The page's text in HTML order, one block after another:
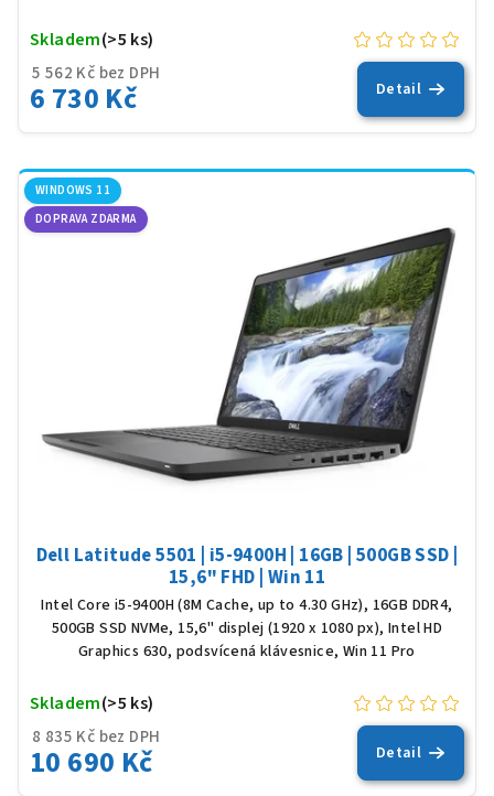
5 562 Kč bez DPH
6 730 Kč
Skladem(>5 ks)
Detail
WINDOWS 11
DOPRAVA ZDARMA
Dell Latitude 5501 | i5-9400H | 16GB | 500GB SSD |
15,6" FHD | Win 11
Intel Core i5-9400H (8M Cache, up to 4.30 GHz), 16GB DDR4,
500GB SSD NVMe, 15,6" displej (1920 x 1080 px), Intel HD
Graphics 630, podsvícená klávesnice, Win 11 Pro
8 835 Kč bez DPH
10 690 Kč
Skladem(>5 ks)
Detail